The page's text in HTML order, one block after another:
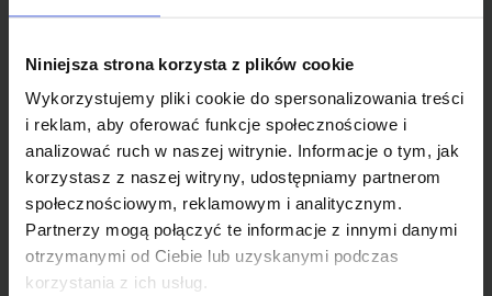
Niniejsza strona korzysta z plików cookie
Wykorzystujemy pliki cookie do spersonalizowania treści
i reklam, aby oferować funkcje społecznościowe i
analizować ruch w naszej witrynie. Informacje o tym, jak
korzystasz z naszej witryny, udostępniamy partnerom
społecznościowym, reklamowym i analitycznym.
Partnerzy mogą połączyć te informacje z innymi danymi
otrzymanymi od Ciebie lub uzyskanymi podczas
korzystania z ich usług.
Główna Księgowa
Lokalizacja:
Tarnobrzeg
Pracodawca: